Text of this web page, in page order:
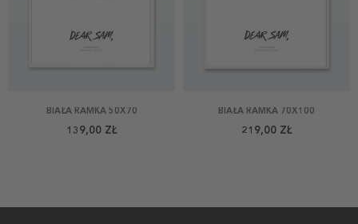
BIAŁA RAMKA 50X70
139,00 ZŁ
BIAŁA RAMKA 70X100
219,00 ZŁ